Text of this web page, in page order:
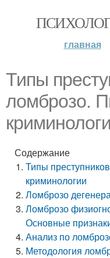
главная
Типы
ломброзо.
Содержание
Типы
криминологии
Ломброзо
Ломброзо
Основные
Анализ по
Методология